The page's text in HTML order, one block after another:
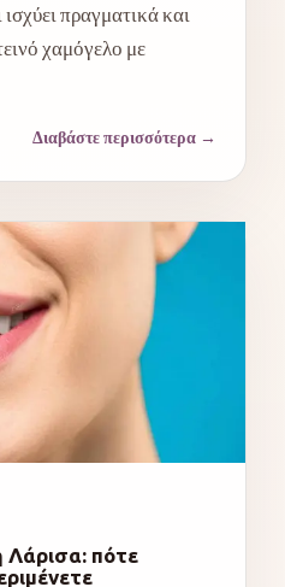
πραγματικά και
χαμόγελο με
Διαβάστε περισσότερα →
Λάρισα: πότε